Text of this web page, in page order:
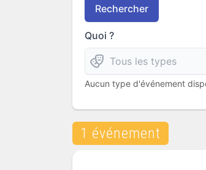
Rechercher
Quoi ?
Aucun type d'événement
1 événement